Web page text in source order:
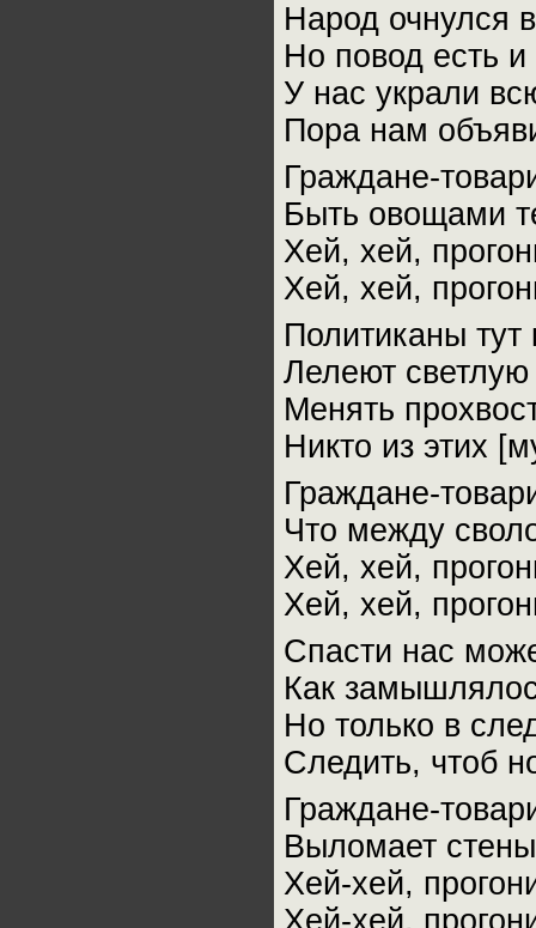
Народ очнулся
Но повод есть
У нас украли
Пора нам
Граждане-
Быть овощами
Хей, хей,
Хей, хей,
Политиканы тут
Лелеют
Менять
Никто из этих
Граждане-
Что между
Хей, хей,
Хей, хей,
Спасти нас
Как
Но только в
Следить, чтоб
Граждане-
Выломает
Хей-хей,
Хей-хей,